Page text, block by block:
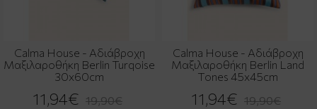
Calma House - Αδιάβροχη
Μαξιλαροθήκη Berlin Turqoise
30x60cm
11,94€ 19,90€
Calma House - Αδιάβροχη
Μαξιλαροθήκη Berlin Land
Tones 45x45cm
11,94€ 19,90€